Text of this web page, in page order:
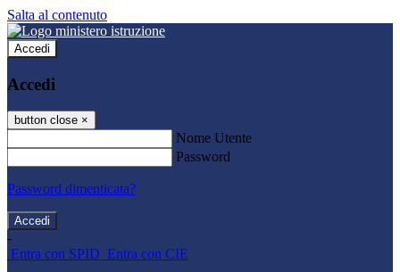
Salta al contenuto
Accedi
Accedi
button close ×
Nome Utente
Password
Password dimenticata?
-
Entra con SPID Entra con CIE